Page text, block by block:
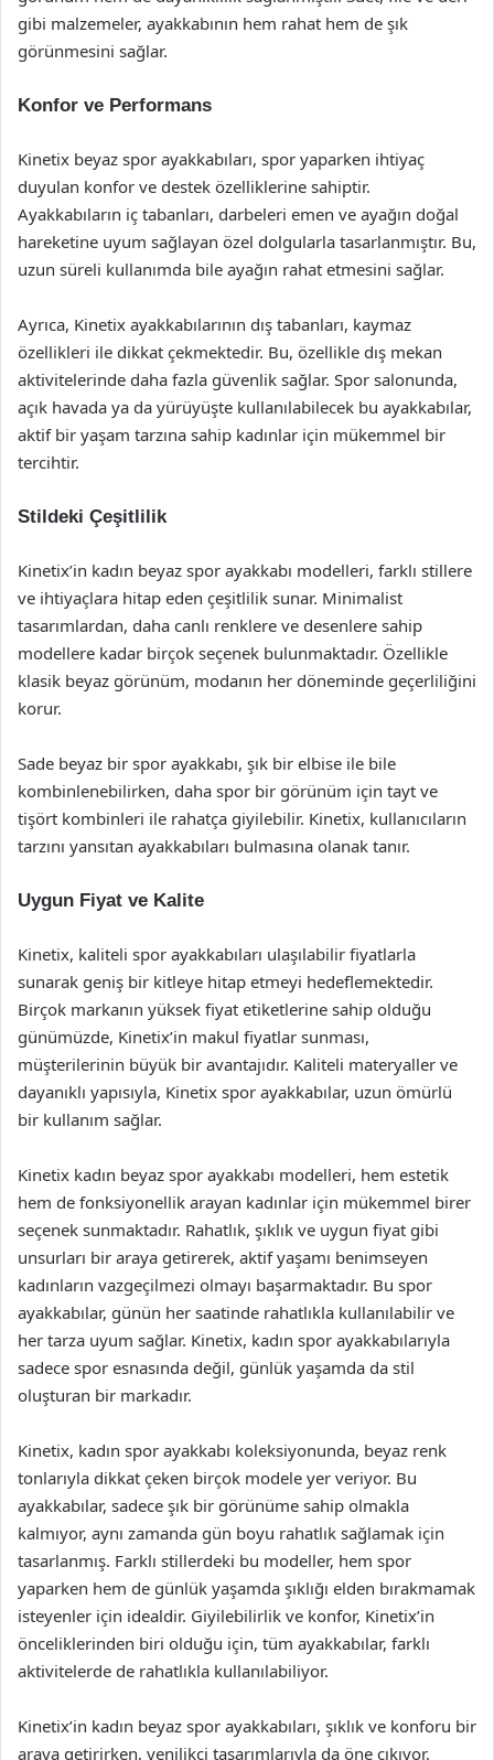
gibi malzemeler, ayakkabının hem rahat hem de şık
görünmesini sağlar.
Konfor ve Performans
Kinetix beyaz spor ayakkabıları, spor yaparken ihtiyaç
duyulan konfor ve destek özelliklerine sahiptir.
Ayakkabıların iç tabanları, darbeleri emen ve ayağın doğal
hareketine uyum sağlayan özel dolgularla tasarlanmıştır. Bu,
uzun süreli kullanımda bile ayağın rahat etmesini sağlar.
Ayrıca, Kinetix ayakkabılarının dış tabanları, kaymaz
özellikleri ile dikkat çekmektedir. Bu, özellikle dış mekan
aktivitelerinde daha fazla güvenlik sağlar. Spor salonunda,
açık havada ya da yürüyüşte kullanılabilecek bu ayakkabılar,
aktif bir yaşam tarzına sahip kadınlar için mükemmel bir
tercihtir.
Stildeki Çeşitlilik
Kinetix’in kadın beyaz spor ayakkabı modelleri, farklı stillere
ve ihtiyaçlara hitap eden çeşitlilik sunar. Minimalist
tasarımlardan, daha canlı renklere ve desenlere sahip
modellere kadar birçok seçenek bulunmaktadır. Özellikle
klasik beyaz görünüm, modanın her döneminde geçerliliğini
korur.
Sade beyaz bir spor ayakkabı, şık bir elbise ile bile
kombinlenebilirken, daha spor bir görünüm için tayt ve
tişört kombinleri ile rahatça giyilebilir. Kinetix, kullanıcıların
tarzını yansıtan ayakkabıları bulmasına olanak tanır.
Uygun Fiyat ve Kalite
Kinetix, kaliteli spor ayakkabıları ulaşılabilir fiyatlarla
sunarak geniş bir kitleye hitap etmeyi hedeflemektedir.
Birçok markanın yüksek fiyat etiketlerine sahip olduğu
günümüzde, Kinetix’in makul fiyatlar sunması,
müşterilerinin büyük bir avantajıdır. Kaliteli materyaller ve
dayanıklı yapısıyla, Kinetix spor ayakkabılar, uzun ömürlü
bir kullanım sağlar.
Kinetix kadın beyaz spor ayakkabı modelleri, hem estetik
hem de fonksiyonellik arayan kadınlar için mükemmel birer
seçenek sunmaktadır. Rahatlık, şıklık ve uygun fiyat gibi
unsurları bir araya getirerek, aktif yaşamı benimseyen
kadınların vazgeçilmezi olmayı başarmaktadır. Bu spor
ayakkabılar, günün her saatinde rahatlıkla kullanılabilir ve
her tarza uyum sağlar. Kinetix, kadın spor ayakkabılarıyla
sadece spor esnasında değil, günlük yaşamda da stil
oluşturan bir markadır.
Kinetix, kadın spor ayakkabı koleksiyonunda, beyaz renk
tonlarıyla dikkat çeken birçok modele yer veriyor. Bu
ayakkabılar, sadece şık bir görünüme sahip olmakla
kalmıyor, aynı zamanda gün boyu rahatlık sağlamak için
tasarlanmış. Farklı stillerdeki bu modeller, hem spor
yaparken hem de günlük yaşamda şıklığı elden bırakmamak
isteyenler için idealdir. Giyilebilirlik ve konfor, Kinetix’in
önceliklerinden biri olduğu için, tüm ayakkabılar, farklı
aktivitelerde de rahatlıkla kullanılabiliyor.
Kinetix’in kadın beyaz spor ayakkabıları, şıklık ve konforu bir
araya getirirken, yenilikçi tasarımlarıyla da öne çıkıyor.